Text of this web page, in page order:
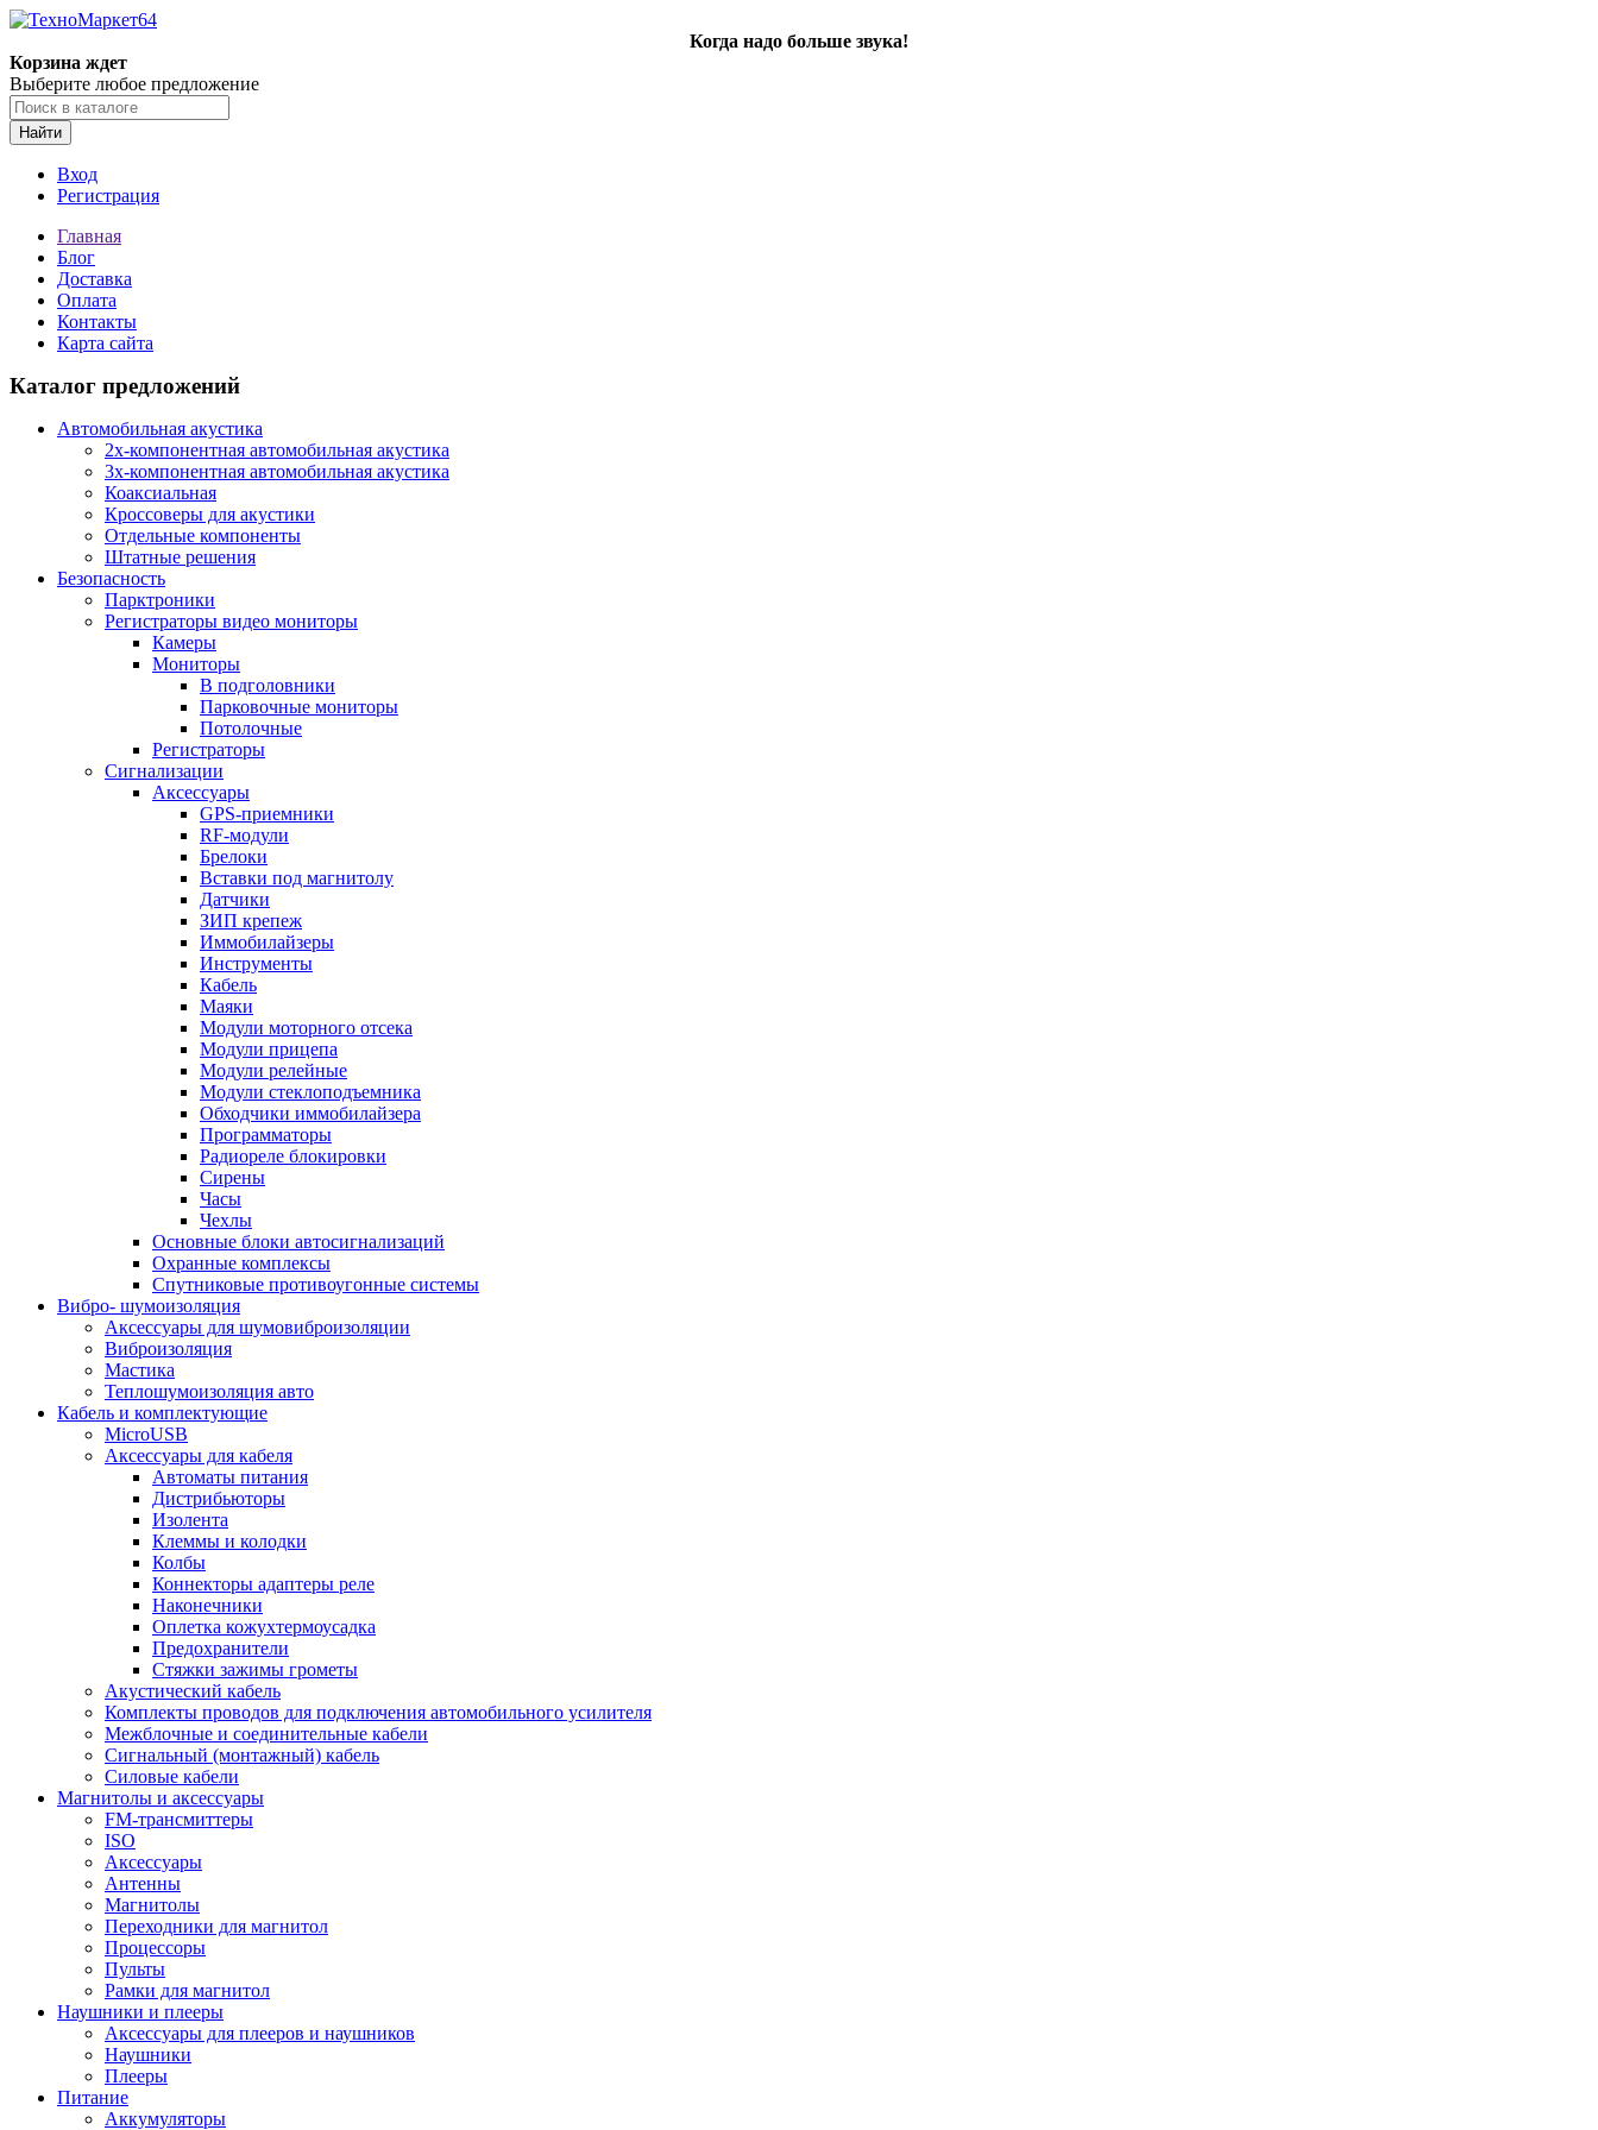
Когда надо больше звука!
Корзина ждет
Выберите любое предложение
Найти
Вход
Регистрация
Главная
Блог
Доставка
Оплата
Контакты
Карта сайта
Каталог предложений
Автомобильная акустика
2х-компонентная автомобильная акустика
3х-компонентная автомобильная акустика
Коаксиальная
Кроссоверы для акустики
Отдельные компоненты
Штатные решения
Безопасность
Парктроники
Регистраторы видео мониторы
Камеры
Мониторы
В подголовники
Парковочные мониторы
Потолочные
Регистраторы
Сигнализации
Аксессуары
GPS-приемники
RF-модули
Брелоки
Вставки под магнитолу
Датчики
ЗИП крепеж
Иммобилайзеры
Инструменты
Кабель
Маяки
Модули моторного отсека
Модули прицепа
Модули релейные
Модули стеклоподъемника
Обходчики иммобилайзера
Программаторы
Радиореле блокировки
Сирены
Часы
Чехлы
Основные блоки автосигнализаций
Охранные комплексы
Спутниковые противоугонные системы
Вибро- шумоизоляция
Аксессуары для шумовиброизоляции
Виброизоляция
Мастика
Теплошумоизоляция авто
Кабель и комплектующие
MicroUSB
Аксессуары для кабеля
Автоматы питания
Дистрибьюторы
Изолента
Клеммы и колодки
Колбы
Коннекторы адаптеры реле
Наконечники
Оплетка кожухтермоусадка
Предохранители
Стяжки зажимы грометы
Акустический кабель
Комплекты проводов для подключения автомобильного усилителя
Межблочные и соединительные кабели
Сигнальный (монтажный) кабель
Силовые кабели
Магнитолы и аксессуары
FM-трансмиттеры
ISO
Аксессуары
Антенны
Магнитолы
Переходники для магнитол
Процессоры
Пульты
Рамки для магнитол
Наушники и плееры
Аксессуары для плееров и наушников
Наушники
Плееры
Питание
Аккумуляторы